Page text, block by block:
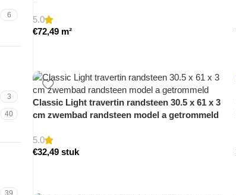
6
3
40
39
5.0
€72,49 m²
Classic Light travertin randsteen 30.5 x 61 x 3
cm zwembad randsteen model a getrommeld
5.0
€32,49 stuk